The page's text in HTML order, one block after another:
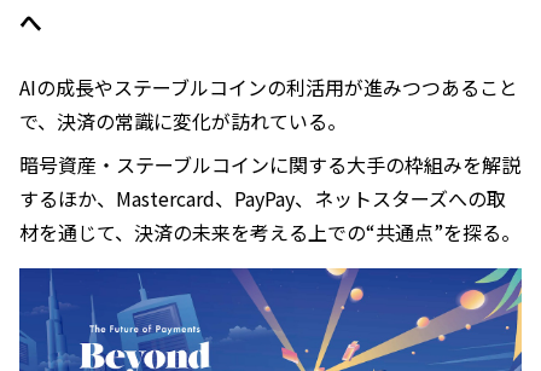
へ
AIの成長やステーブルコインの利活用が進みつつあること
で、決済の常識に変化が訪れている。
暗号資産・ステーブルコインに関する大手の枠組みを解説
するほか、Mastercard、PayPay、ネットスターズへの取
材を通じて、決済の未来を考える上での“共通点”を探る。